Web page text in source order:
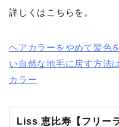
詳しくはこちらを。
ヘアカラーをやめて髪色
い自然な地毛に戻す方法
カラー
Liss 恵比寿【フリー